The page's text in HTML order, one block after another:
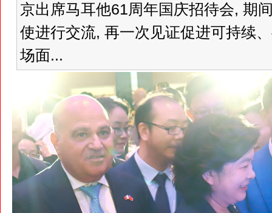
京出席马耳他61周年国庆招待会, 期
使进行交流, 再一次见证促进可持续
场面...